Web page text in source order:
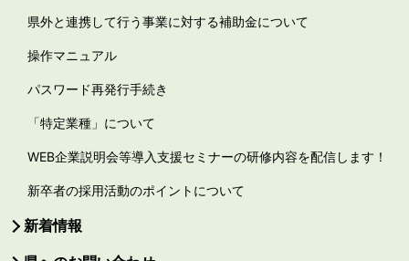
県外と連携して行う事業に対する補助金について
操作マニュアル
パスワード再発行手続き
「特定業種」について
WEB企業説明会等導入支援セミナーの研修内容を配信します！
新卒者の採用活動のポイントについて
新着情報